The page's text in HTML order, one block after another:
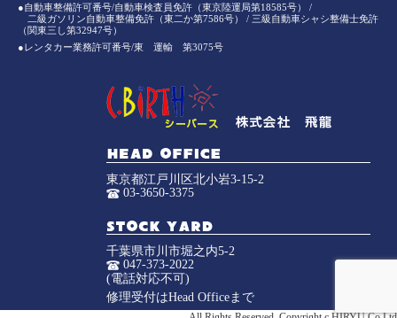
●自動車整備許可番号/自動車検査員免許（東京陸運局第18585号） /
二級ガソリン自動車整備免許（東二か第7586号） / 三級自動車シャシ整備士免許
（関東三し第32947号）
●レンタカー業務許可番号/東 運輸 第3075号
東京都江戸川区北小岩3-15-2
03-3650-3375
千葉県市川市堀之内5-2
047-373-2022
(電話対応不可)
修理受付はHead Officeまで